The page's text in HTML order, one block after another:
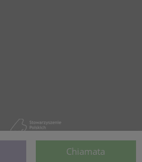
© 2026, alimentato da